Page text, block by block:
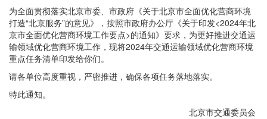
为全面贯彻落实北京市委、市政府《关于北京市全面优化营商环境
打造“北京服务”的意见》，按照市政府办公厅《关于印发<2024年北
京市全面优化营商环境工作要点>的通知》要求，为更好推进交通运
输领域优化营商环境工作，现将2024年交通运输领域优化营商环境
重点任务清单印发给你们。
请各单位高度重视，严密推进，确保各项任务落地落实。
特此通知。
北京市交通委员会